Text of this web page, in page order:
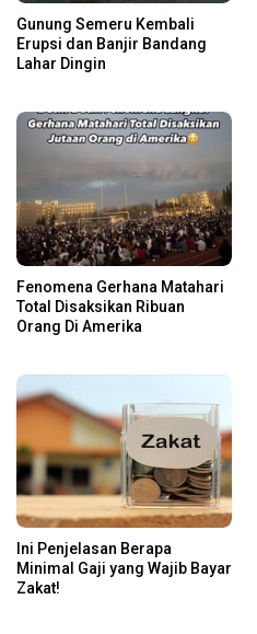
Gunung Semeru Kembali
Erupsi dan Banjir Bandang
Lahar Dingin
Fenomena Gerhana Matahari
Total Disaksikan Ribuan
Orang Di Amerika
Ini Penjelasan Berapa
Minimal Gaji yang Wajib Bayar
Zakat!